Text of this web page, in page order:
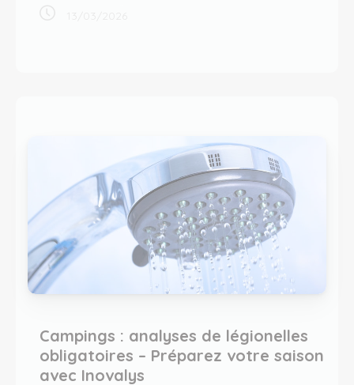
Campings : analyses de légionelles
obligatoires – Préparez votre saison
avec Inovalys